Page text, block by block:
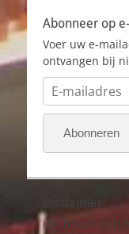
Abonneer op
Voer uw e-
ontvangen bij
mailadres
Abonneren
Disclaimer
iBK houdt zich